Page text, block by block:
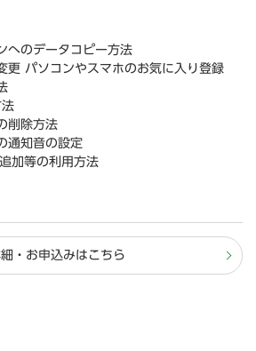
へのデータコピー方法
更 パソコンやスマホのお気に入り登録
削除方法
通知音の設定
加等の利用方法
・お申込みはこちら